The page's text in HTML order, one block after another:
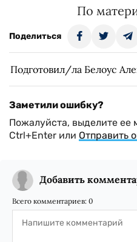
По
Поделиться
Подготовил/ла Белоус
Заметили ошибку?
Пожалуйста, выделите
Ctrl+Enter или Отправить
Добавить
Всего комментариев: 0